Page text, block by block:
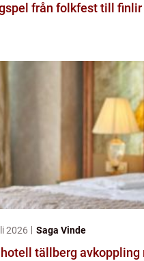
Dragspel från folkfest till finlir
2026 Saga Vinde
tällberg avkoppling med